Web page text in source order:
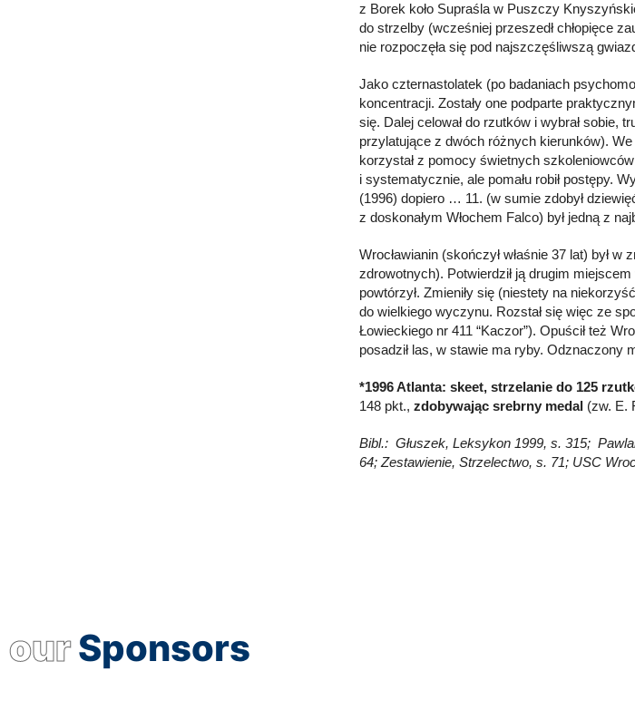
z Borek koło Supraśla w Puszczy
do strzelby (wcześniej przeszedł chłopięce
nie rozpoczęła się pod najszczęśliwszą
Jako czternastolatek (po badaniach
koncentracji. Zostały one podparte
się. Dalej celował do rzutków i wybrał sobie,
przylatujące z dwóch różnych kierunków).
korzystał z pomocy świetnych
i systematycznie, ale pomału robił postępy.
(1996) dopiero … 11. (w sumie zdobył
z doskonałym Włochem Falco) był jedną z
Wrocławianin (skończył właśnie 37 lat) był
zdrowotnych). Potwierdził ją drugim
powtórzył. Zmieniły się (niestety na
do wielkiego wyczynu. Rozstał się więc ze
Łowieckiego nr 411 “Kaczor”). Opuścił też
posadził las, w stawie ma ryby. Odznaczony
*1996 Atlanta: skeet, strzelanie do 125
148 pkt., zdobywając srebrny medal (zw. E.
Bibl.: Głuszek, Leksykon 1999, s. 315;
64; Zestawienie, Strzelectwo, s. 71; USC
ourSponsors